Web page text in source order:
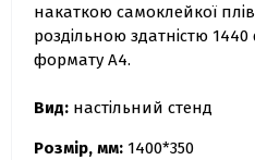
накаткою самоклейкої
роздільною здатністю
формату А4.
Вид: настільний стенд
Розмір, мм: 1400*350